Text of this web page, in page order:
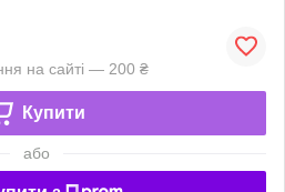
на сайті — 200 ₴
Купити
або